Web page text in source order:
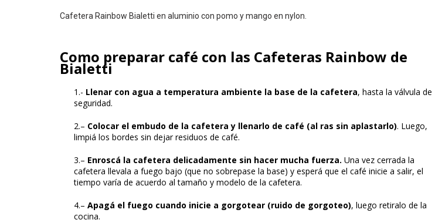
Cafetera Rainbow Bialetti en aluminio con pomo y mango en nylon.
Como preparar café con las Cafeteras Rainbow de
Bialetti
1.- Llenar con agua a temperatura ambiente la base de la cafetera, hasta la válvula de
seguridad.
2.– Colocar el embudo de la cafetera y llenarlo de café (al ras sin aplastarlo). Luego,
limpiá los bordes sin dejar residuos de café.
3.– Enroscá la cafetera delicadamente sin hacer mucha fuerza. Una vez cerrada la
cafetera llevala a fuego bajo (que no sobrepase la base) y esperá que el café inicie a salir, el
tiempo varía de acuerdo al tamaño y modelo de la cafetera.
4.– Apagá el fuego cuando inicie a gorgotear (ruido de gorgoteo), luego retiralo de la
cocina.